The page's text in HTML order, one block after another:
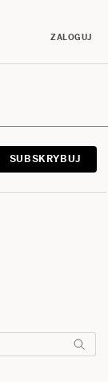
ZALOGUJ
SUBSKRYBUJ